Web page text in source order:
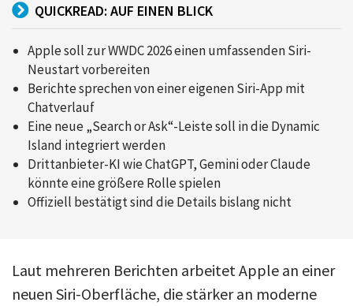
QUICKREAD: AUF EINEN BLICK
Apple soll zur WWDC 2026 einen umfassenden Siri-
Neustart vorbereiten
Berichte sprechen von einer eigenen Siri-App mit
Chatverlauf
Eine neue „Search or Ask“-Leiste soll in die Dynamic
Island integriert werden
Drittanbieter-KI wie ChatGPT, Gemini oder Claude
könnte eine größere Rolle spielen
Offiziell bestätigt sind die Details bislang nicht
Laut mehreren Berichten arbeitet Apple an einer
neuen Siri-Oberfläche, die stärker an moderne